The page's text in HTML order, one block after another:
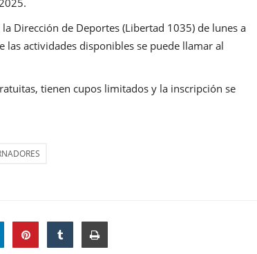
Dirección de Deportes (Libertad 1035) de lunes a
actividades disponibles se puede llamar al
tienen cupos limitados y la inscripción se